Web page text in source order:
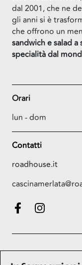
dal 2001, che ne
gli anni si è
che offrono un
sandwich e salad
specialità dal
Orari
lun - dom
Contatti
roadhouse.it